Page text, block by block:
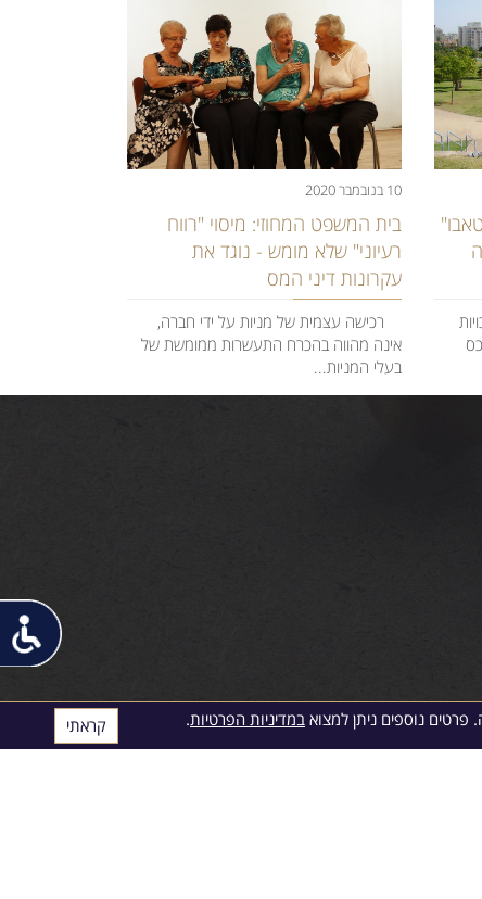
10 בנובמבר 2020
​בית המשפט המחוזי: מיסוי "רווח
רעיוני" שלא מומש - נוגד את
עקרונות דיני המס
רכישה עצמית של מניות על ידי חברה,
אינה מהווה בהכרח התעשרות ממומשת של
בעלי המניות...
© 2017 גינדי כספי|הצהרת נגישות
קראתי במדיניות הפרטיות.
פתח
תפריט
נגישות